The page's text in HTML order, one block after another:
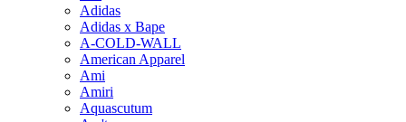
Adidas
Adidas x Bape
A-COLD-WALL
American Apparel
Ami
Amiri
Aquascutum